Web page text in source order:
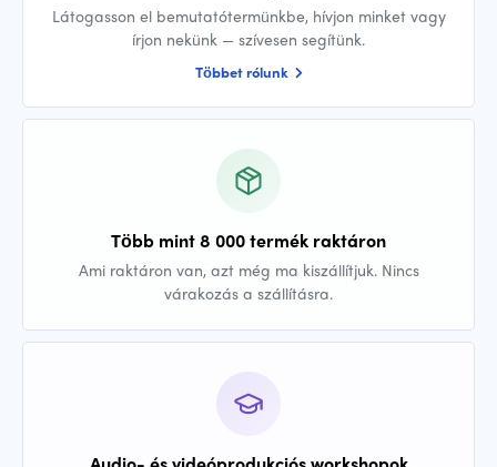
Látogasson el bemutatótermünkbe, hívjon minket vagy
írjon nekünk — szívesen segítünk.
Többet rólunk
Több mint 8 000 termék raktáron
Ami raktáron van, azt még ma kiszállítjuk. Nincs
várakozás a szállításra.